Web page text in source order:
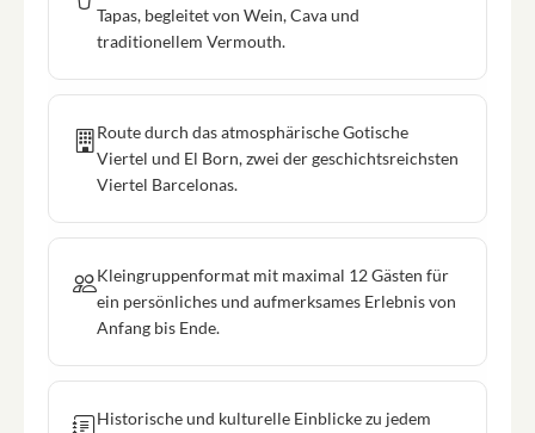
Tapas, begleitet von Wein, Cava und
traditionellem Vermouth.
Route durch das atmosphärische Gotische
Viertel und El Born, zwei der geschichtsreichsten
Viertel Barcelonas.
Kleingruppenformat mit maximal 12 Gästen für
ein persönliches und aufmerksames Erlebnis von
Anfang bis Ende.
Historische und kulturelle Einblicke zu jedem